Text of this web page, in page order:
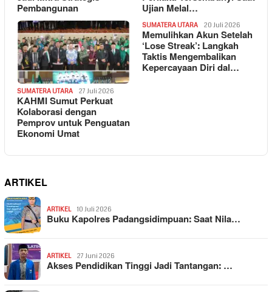
Pembangunan Ujian Melal…
SUMATERA UTARA 27 Juli 2026
KAHMI Sumut Perkuat
Kolaborasi dengan
Pemprov untuk Penguatan
Ekonomi Umat
SUMATERA UTARA 20 Juli 2026
Memulihkan Akun Setelah
‘Lose Streak’: Langkah
Taktis Mengembalikan
Kepercayaan Diri dal…
ARTIKEL
ARTIKEL 10 Juli 2026
Buku Kapolres Padangsidimpuan: Saat Nila…
ARTIKEL 27 Juni 2026
Akses Pendidikan Tinggi Jadi Tantangan: …